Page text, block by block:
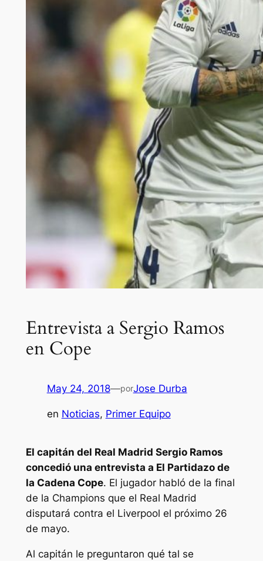
Entrevista a Sergio Ramos
en Cope
May 24, 2018—porJose Durba
en Noticias, Primer Equipo
El capitán del Real Madrid Sergio Ramos
concedió una entrevista a El Partidazo de
la Cadena Cope. El jugador habló de la final
de la Champions que el Real Madrid
disputará contra el Liverpool el próximo 26
de mayo.
Al capitán le preguntaron qué tal se